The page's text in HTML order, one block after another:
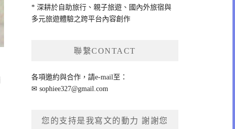
* 深耕於自助旅行、親子旅遊、國內外旅宿與
多元旅遊體驗之跨平台內容創作
聯繫CONTACT
各項邀約與合作，請e-mail至：
✉sophiee327@gmail.com
您的支持是我寫文的動力 謝謝您